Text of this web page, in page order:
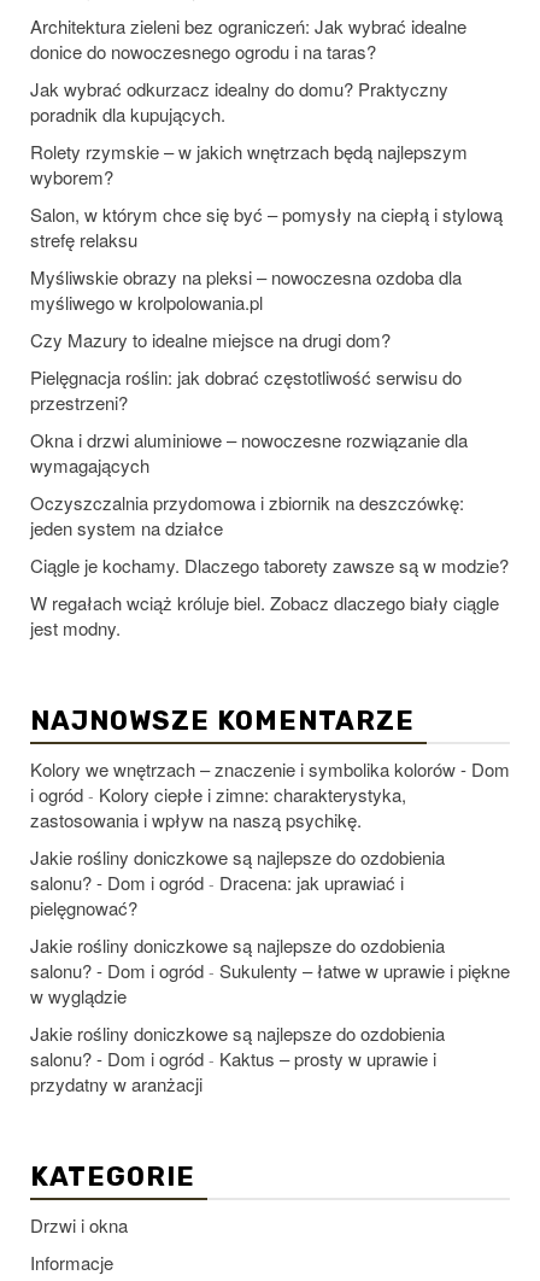
Architektura zieleni bez ograniczeń: Jak wybrać idealne
donice do nowoczesnego ogrodu i na taras?
Jak wybrać odkurzacz idealny do domu? Praktyczny
poradnik dla kupujących.
Rolety rzymskie – w jakich wnętrzach będą najlepszym
wyborem?
Salon, w którym chce się być – pomysły na ciepłą i stylową
strefę relaksu
Myśliwskie obrazy na pleksi – nowoczesna ozdoba dla
myśliwego w krolpolowania.pl
Czy Mazury to idealne miejsce na drugi dom?
Pielęgnacja roślin: jak dobrać częstotliwość serwisu do
przestrzeni?
Okna i drzwi aluminiowe – nowoczesne rozwiązanie dla
wymagających
Oczyszczalnia przydomowa i zbiornik na deszczówkę:
jeden system na działce
Ciągle je kochamy. Dlaczego taborety zawsze są w modzie?
W regałach wciąż króluje biel. Zobacz dlaczego biały ciągle
jest modny.
NAJNOWSZE KOMENTARZE
Kolory we wnętrzach – znaczenie i symbolika kolorów - Dom
i ogród - Kolory ciepłe i zimne: charakterystyka,
zastosowania i wpływ na naszą psychikę.
Jakie rośliny doniczkowe są najlepsze do ozdobienia
salonu? - Dom i ogród - Dracena: jak uprawiać i
pielęgnować?
Jakie rośliny doniczkowe są najlepsze do ozdobienia
salonu? - Dom i ogród - Sukulenty – łatwe w uprawie i piękne
w wyglądzie
Jakie rośliny doniczkowe są najlepsze do ozdobienia
salonu? - Dom i ogród - Kaktus – prosty w uprawie i
przydatny w aranżacji
KATEGORIE
Drzwi i okna
Informacje